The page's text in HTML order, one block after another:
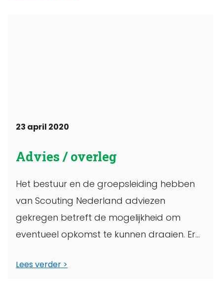
23 april 2020
Advies / overleg
Het bestuur en de groepsleiding hebben
van Scouting Nederland adviezen
gekregen betreft de mogelijkheid om
eventueel opkomst te kunnen draaien. Er
Lees verder